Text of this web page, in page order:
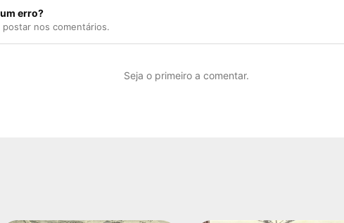
erro?
nos comentários.
Seja o primeiro a comentar.